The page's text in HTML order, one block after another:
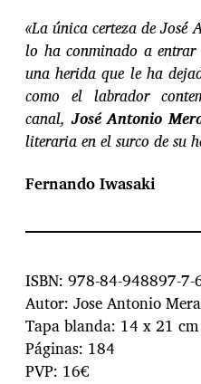
«La única certeza de
lo ha conminado a
una herida que le ha
como el labrador
canal,José Antonio
literaria en el surco de su
Fernando Iwasaki
ISBN: 978-84-948897-7-
Autor: Jose Antonio
Tapa blanda: 14 x 21 cm
Páginas: 184
PVP: 16€